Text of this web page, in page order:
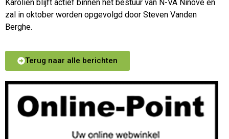
Karolien blijft actief binnen het bestuur van N-VA Ninove en
zal in oktober worden opgevolgd door Steven Vanden
Berghe.
Terug naar alle berichten